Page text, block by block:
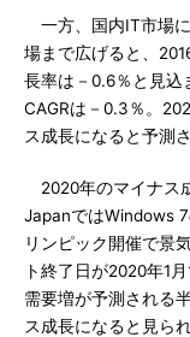
一方、国内IT市場
場まで広げると、
長率は－0.6％と見込
CAGRは－0.3％。
ス成長になると予測さ
2020年のマイナス
JapanではWindows
リンピック開催で景
ト終了日が2020年1
需要増が予測される
ス成長になると見ら